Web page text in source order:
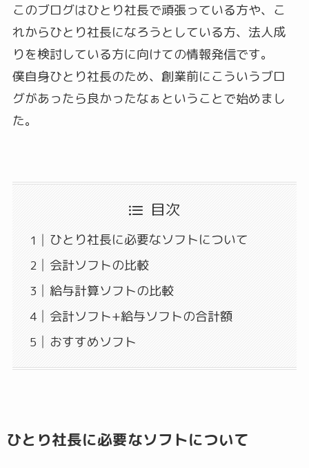
このブログはひとり社長で頑張っている方や、こ
れからひとり社長になろうとしている方、法人成
りを検討している方に向けての情報発信です。
僕自身ひとり社長のため、創業前にこういうブロ
グがあったら良かったなぁということで始めまし
た。
目次
ひとり社長に必要なソフトについて
会計ソフトの比較
給与計算ソフトの比較
会計ソフト+給与ソフトの合計額
おすすめソフト
ひとり社長に必要なソフトについて